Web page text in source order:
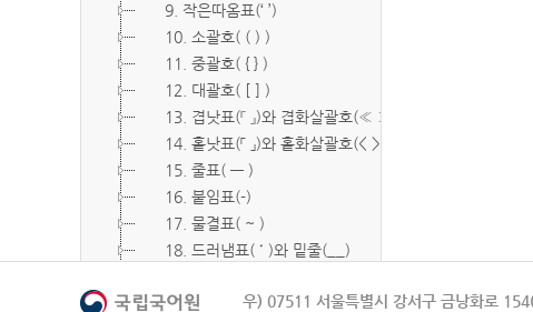
9. 작은따옴표(‘ ’)
10. 소괄호( ( ) )
11. 중괄호( { } )
12. 대괄호( [ ] )
13. 겹낫표(『 』)와 겹화살괄호(≪ ≫)
14. 홑낫표(「 」)와 홑화살괄호(< >)
15. 줄표( ― )
16. 붙임표(-)
17. 물결표( ~ )
18. 드러냄표( ˙ )와 밑줄(__)
20. 빠짐표( □ )우) 07511 서울특별시 강서구 금낭화로